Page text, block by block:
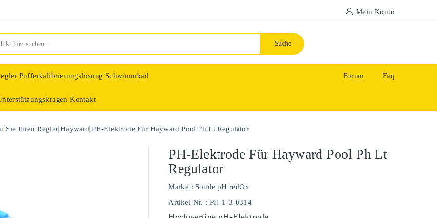
Mein Konto
Suche
Pufferkalibrierungslösung Schwimmbad
Kontakt
Forum Faq
Sie Ihren Regler Hayward PH-Elektrode Für Hayward Pool Ph Lt Regulator
PH-Elektrode Für Hayward Pool Ph Lt
Regulator
Marke : Sonde pH redOx
Artikel-Nr. : PH-1-3-0314